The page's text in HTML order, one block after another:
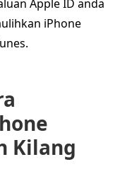
Apple ID anda
iPhone
Kilang